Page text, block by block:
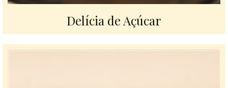
Delícia de Açúcar